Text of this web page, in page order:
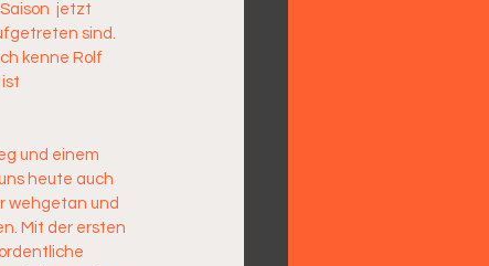
jetzt
sind.
kenne Rolf
und einem
heute auch
wehgetan und
Mit der ersten